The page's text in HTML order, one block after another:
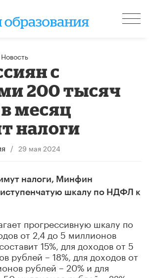
Новость
с
200 тысяч
месяц
налоги
/ 29 мая 2024
налоги, Минфин
шкалу по НДФЛ к
прогрессивную шкалу по
от 2,4 до 5 миллионов
15%, для доходов от 5
рублей – 18%, для доходов от
рублей – 20% и для